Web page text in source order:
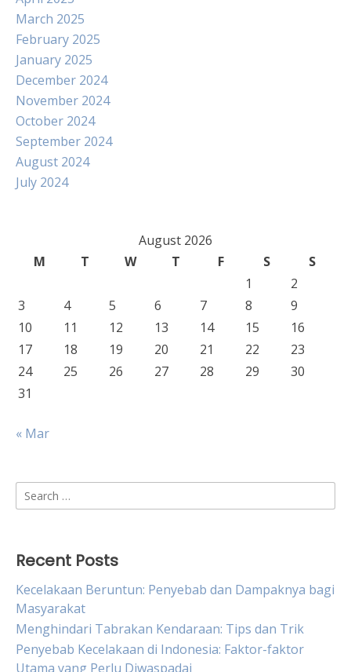
March 2025
February 2025
January 2025
December 2024
November 2024
October 2024
September 2024
August 2024
July 2024
August 2026
M
T W T F S
S
1
2
3
4 5 6 7 8
9
10
11 12 13 14 15
16
17
18 19 20 21 22
23
24
25 26 27 28 29
30
31
« Mar
Search
for:
Recent Posts
Kecelakaan Beruntun: Penyebab dan Dampaknya bagi
Masyarakat
Menghindari Tabrakan Kendaraan: Tips dan Trik
Penyebab Kecelakaan di Indonesia: Faktor-faktor
Utama yang Perlu Diwaspadai